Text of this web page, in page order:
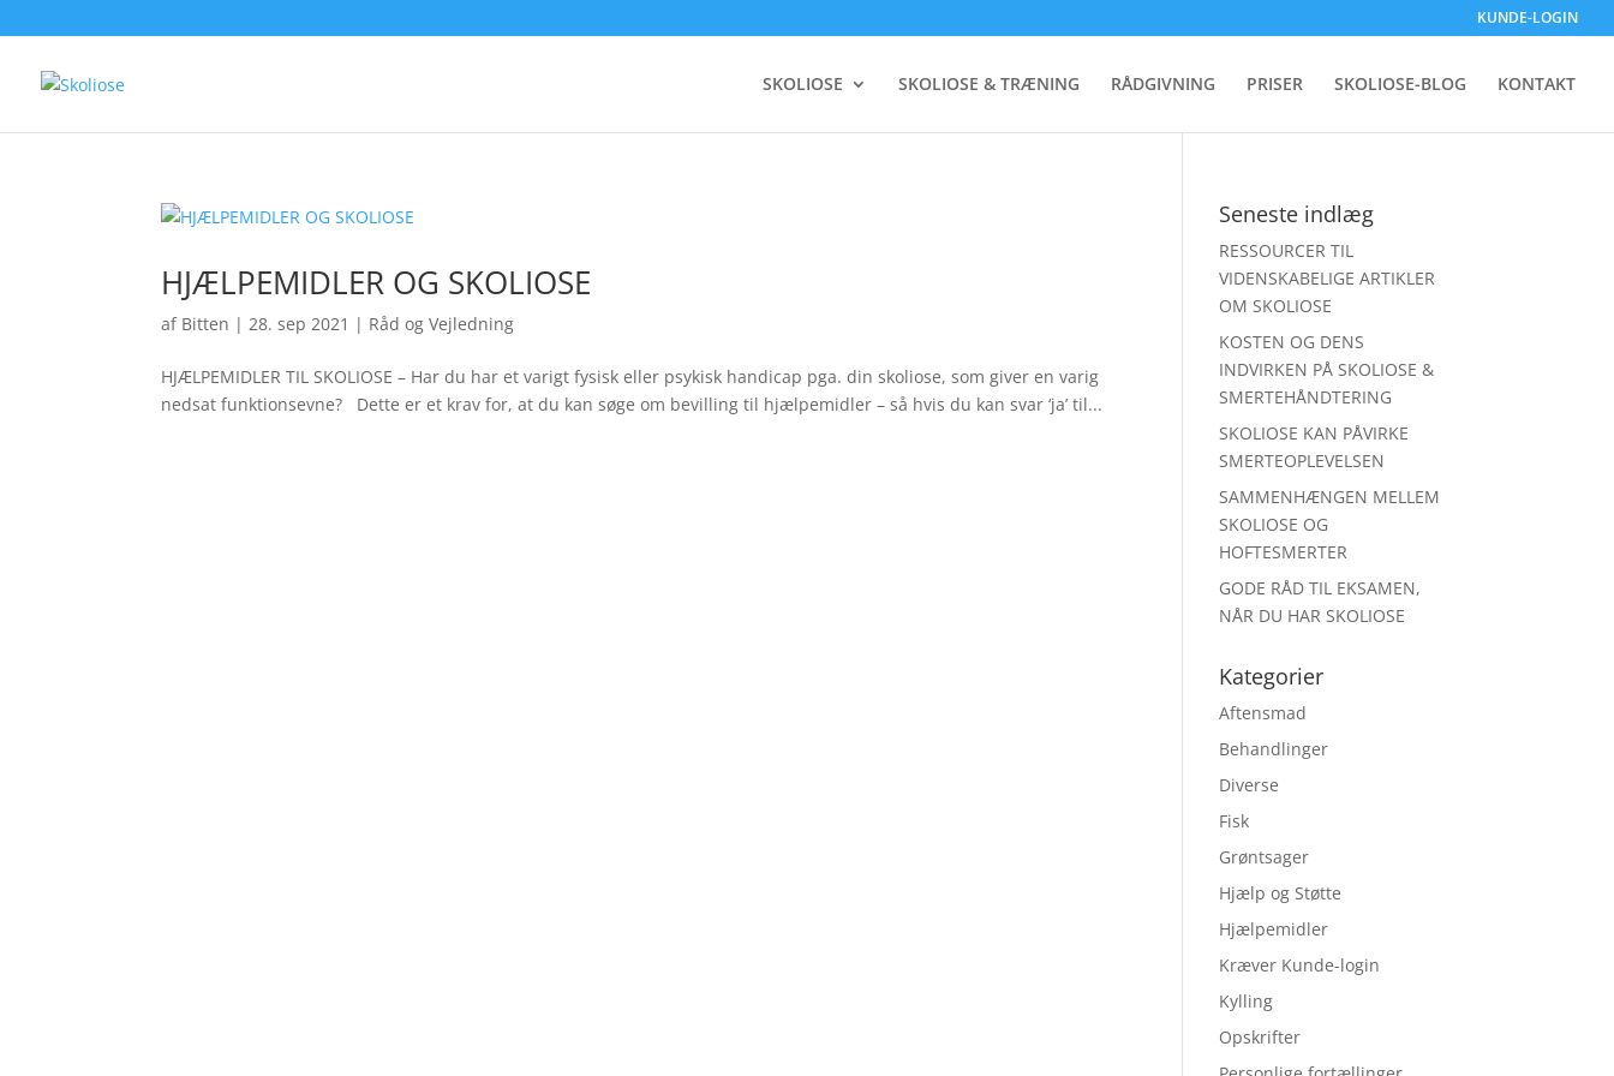
KUNDE-LOGIN
SKOLIOSE SKOLIOSE & TRÆNING RÅDGIVNING PRISER SKOLIOSE-BLOG KONTAKT
HJÆLPEMIDLER OG SKOLIOSE
af Bitten |28. sep 2021 | Råd og Vejledning
HJÆLPEMIDLER TIL SKOLIOSE – Har du har et varigt fysisk eller psykisk handicap pga. din skoliose, som giver en varig
nedsat funktionsevne? Dette er et krav for, at du kan søge om bevilling til hjælpemidler – så hvis du kan svar ‘ja’ til...
Seneste indlæg
RESSOURCER TIL
VIDENSKABELIGE ARTIKLER
OM SKOLIOSE
KOSTEN OG DENS
INDVIRKEN PÅ SKOLIOSE &
SMERTEHÅNDTERING
SKOLIOSE KAN PÅVIRKE
SMERTEOPLEVELSEN
SAMMENHÆNGEN MELLEM
SKOLIOSE OG
HOFTESMERTER
GODE RÅD TIL EKSAMEN,
NÅR DU HAR SKOLIOSE
Kategorier
Aftensmad
Behandlinger
Diverse
Fisk
Grøntsager
Hjælp og Støtte
Hjælpemidler
Kræver Kunde-login
Kylling
Opskrifter